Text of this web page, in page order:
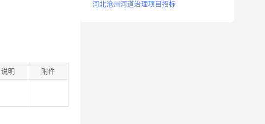
说明 附件
河北沧州河道治理项目招标